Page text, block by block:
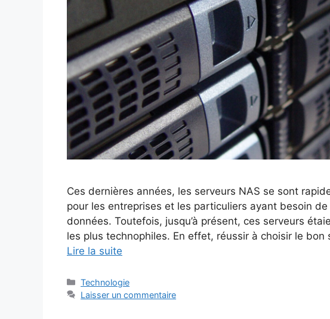
Ces dernières années, les serveurs NAS se sont
pour les entreprises et les particuliers ayant besoin
données. Toutefois, jusqu’à présent, ces serveurs
les plus technophiles. En effet, réussir à choisir le bon
Lire la suite
Catégories
Technologie
Laisser un commentaire